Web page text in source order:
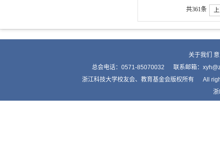
共361条
关于我们
总会电话：0571-85070032 联系邮箱：
浙江科技大学校友会、教育基金会版权所有 All